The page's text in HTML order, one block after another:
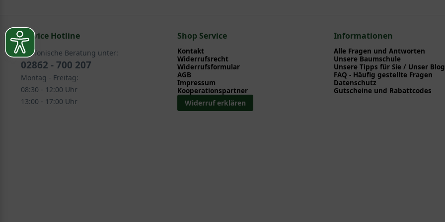
Rosen > Stammrosen > 70 cm Stamm
Service Hotline
Telefonische Beratung unter:
02862 - 700 207
Montag - Freitag:
08:30 - 12:00 Uhr
13:00 - 17:00 Uhr
Shop Service
Kontakt
Widerrufsrecht
Widerrufsformular
AGB
Impressum
Kooperationspartner
Widerruf erklären
Informationen
Alle Fragen und Antworten
Unsere Baumschule
Unsere Tipps für Sie / Unser Blog
FAQ - Häufig gestellte Fragen
Datenschutz
Gutscheine und Rabattcodes